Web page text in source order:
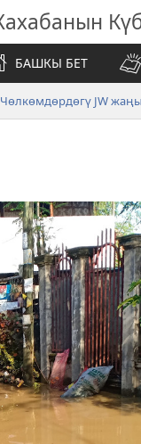
БАШКЫ БЕТ
Чөлкөмдөрдөгү JW